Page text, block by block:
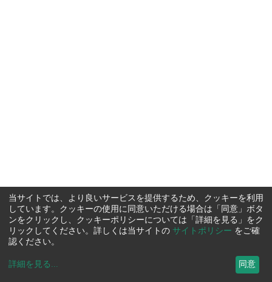
当サイトでは、より良いサービスを提供するため、クッキーを利用
しています。クッキーの使用に同意いただける場合は「同意」ボタ
ンをクリックし、クッキーポリシーについては「詳細を見る」をク
リックしてください。詳しくは当サイトの サイトポリシー をご確
認ください。
詳細を見る ... 同意